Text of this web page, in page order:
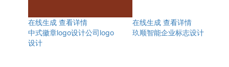
在线生成 查看详情
中式徽章logo设计公司logo
设计
在线生成 查看详情
玖顺智能企业标志设计